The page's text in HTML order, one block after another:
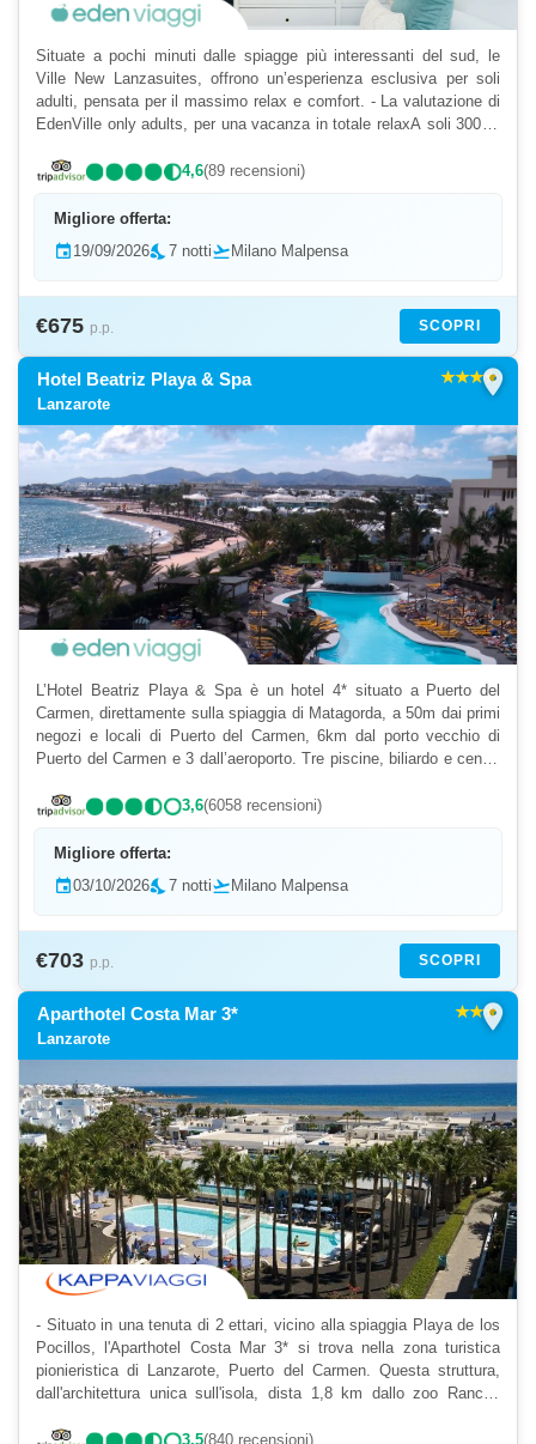
Situate a pochi minuti dalle spiagge più interessanti del sud, le
Ville New Lanzasuites, offrono un’esperienza esclusiva per soli
adulti, pensata per il massimo relax e comfort. - La valutazione di
EdenVille only adults, per una vacanza in totale relaxA soli 300 m
4,6(89 recensioni)
Migliore offerta:
event 19/09/2026nights_stay7 nottiflight_takeoff Milano Malpensa
€675 p.p. SCOPRI
Hotel Beatriz Playa & Spa location_on
Lanzarote
L’Hotel Beatriz Playa & Spa è un hotel 4* situato a Puerto del
Carmen, direttamente sulla spiaggia di Matagorda, a 50m dai primi
negozi e locali di Puerto del Carmen, 6km dal porto vecchio di
Puerto del Carmen e 3 dall’aeroporto. Tre piscine, biliardo e centro
3,6(6058 recensioni)
Migliore offerta:
event03/10/2026nights_stay7 nottiflight_takeoff Milano Malpensa
€703 p.p. SCOPRI
Aparthotel Costa Mar 3* location_on
Lanzarote
- Situato in una tenuta di 2 ettari, vicino alla spiaggia Playa de los
Pocillos, l'Aparthotel Costa Mar 3* si trova nella zona turistica
pionieristica di Lanzarote, Puerto del Carmen. Questa struttura,
dall'architettura unica sull'isola, dista 1,8 km dallo zoo Rancho
3,5(840 recensioni)